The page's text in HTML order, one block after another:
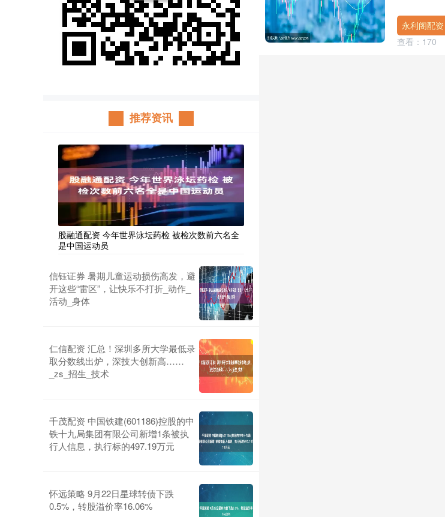
永利阁配资
查看： 170
推荐资讯
股融通配资 今年世界泳坛药检 被检次数前六名全
是中国运动员
信钰证券 暑期儿童运动损伤高发，避
开这些“雷区”，让快乐不打折_动作_
活动_身体
仁信配资 汇总！深圳多所大学最低录
取分数线出炉，深技大创新高……
_zs_招生_技术
千茂配资 中国铁建(601186)控股的中
铁十九局集团有限公司新增1条被执
行人信息，执行标的497.19万元
怀远策略 9月22日星球转债下跌
0.5%，转股溢价率16.06%